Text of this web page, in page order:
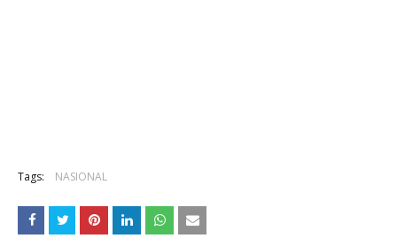
Tags: NASIONAL